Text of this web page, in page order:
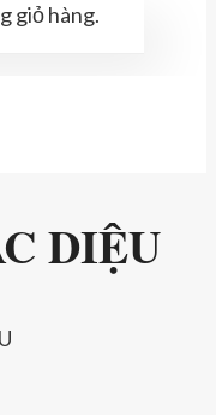
giỏ hàng.
DIỆU